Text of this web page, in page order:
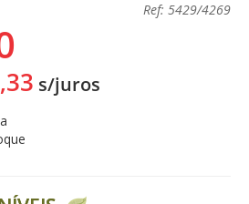
Ref: 5429/4269
s/juros